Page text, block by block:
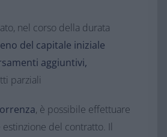
nel corso della durata
del capitale iniziale
aggiuntivi,
parziali​
, è possibile effettuare
del contratto. Il